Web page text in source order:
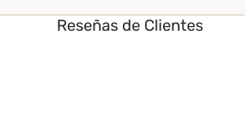
Reseñas de Clientes